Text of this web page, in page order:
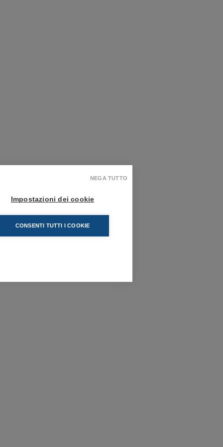
Impostazioni dei cookie
NEGA TUTTO
CONSENTI TUTTI I COOKIE